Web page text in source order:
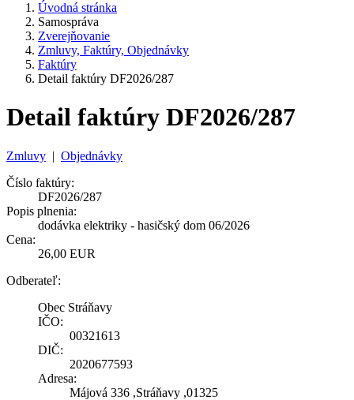
Úvodná stránka
Samospráva
Zverejňovanie
Zmluvy, Faktúry, Objednávky
Faktúry
Detail faktúry DF2026/287
Detail faktúry DF2026/287
Zmluvy | Objednávky
Číslo faktúry:
DF2026/287
Popis plnenia:
dodávka elektriky - hasičský dom 06/2026
Cena:
26,00 EUR
Odberateľ:
Obec Stráňavy
IČO:
00321613
DIČ:
2020677593
Adresa:
Májová 336 ,Stráňavy ,01325